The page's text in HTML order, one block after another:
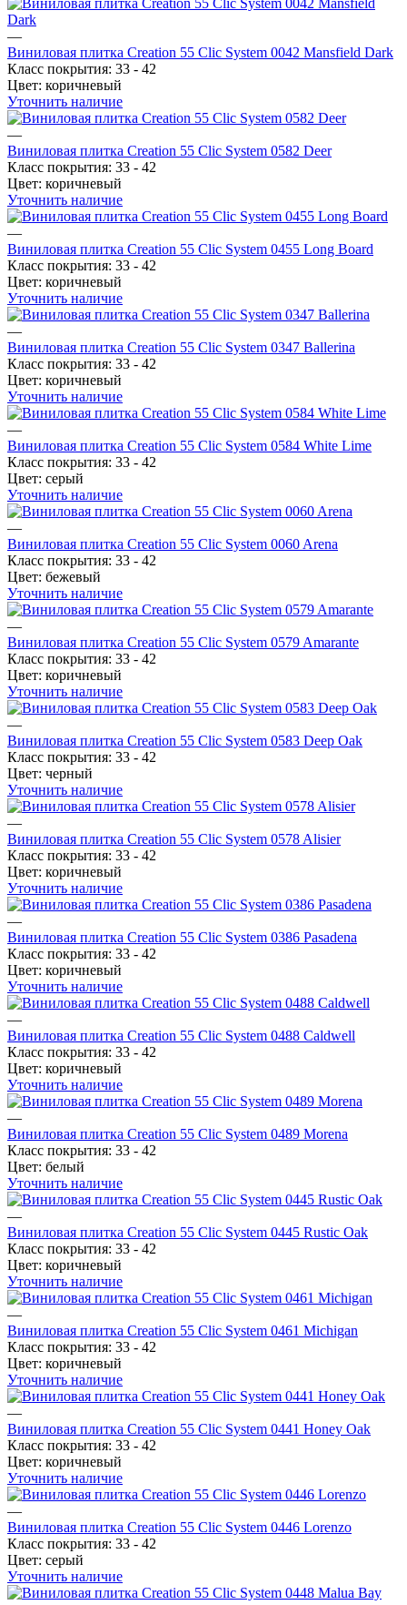
—
Виниловая плитка Creation 55 Clic System 0042 Mansfield Dark
Класс покрытия: 33 - 42
Цвет: коричневый
Уточнить наличие
—
Виниловая плитка Creation 55 Clic System 0582 Deer
Класс покрытия: 33 - 42
Цвет: коричневый
Уточнить наличие
—
Виниловая плитка Creation 55 Clic System 0455 Long Board
Класс покрытия: 33 - 42
Цвет: коричневый
Уточнить наличие
—
Виниловая плитка Creation 55 Clic System 0347 Ballerina
Класс покрытия: 33 - 42
Цвет: коричневый
Уточнить наличие
—
Виниловая плитка Creation 55 Clic System 0584 White Lime
Класс покрытия: 33 - 42
Цвет: серый
Уточнить наличие
—
Виниловая плитка Creation 55 Clic System 0060 Arena
Класс покрытия: 33 - 42
Цвет: бежевый
Уточнить наличие
—
Виниловая плитка Creation 55 Clic System 0579 Amarante
Класс покрытия: 33 - 42
Цвет: коричневый
Уточнить наличие
—
Виниловая плитка Creation 55 Clic System 0583 Deep Oak
Класс покрытия: 33 - 42
Цвет: черный
Уточнить наличие
—
Виниловая плитка Creation 55 Clic System 0578 Alisier
Класс покрытия: 33 - 42
Цвет: коричневый
Уточнить наличие
—
Виниловая плитка Creation 55 Clic System 0386 Pasadena
Класс покрытия: 33 - 42
Цвет: коричневый
Уточнить наличие
—
Виниловая плитка Creation 55 Clic System 0488 Caldwell
Класс покрытия: 33 - 42
Цвет: коричневый
Уточнить наличие
—
Виниловая плитка Creation 55 Clic System 0489 Morena
Класс покрытия: 33 - 42
Цвет: белый
Уточнить наличие
—
Виниловая плитка Creation 55 Clic System 0445 Rustic Oak
Класс покрытия: 33 - 42
Цвет: коричневый
Уточнить наличие
—
Виниловая плитка Creation 55 Clic System 0461 Michigan
Класс покрытия: 33 - 42
Цвет: коричневый
Уточнить наличие
—
Виниловая плитка Creation 55 Clic System 0441 Honey Oak
Класс покрытия: 33 - 42
Цвет: коричневый
Уточнить наличие
—
Виниловая плитка Creation 55 Clic System 0446 Lorenzo
Класс покрытия: 33 - 42
Цвет: серый
Уточнить наличие